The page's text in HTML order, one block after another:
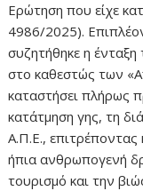
Ερώτηση που είχε
4986/2025).
συζητήθηκε η
στο καθεστώς των
καταστήσει πλήρως
κατάτμηση γης, τη
Α.Π.Ε.,
ήπια ανθρωπογενή
τουρισμό και την